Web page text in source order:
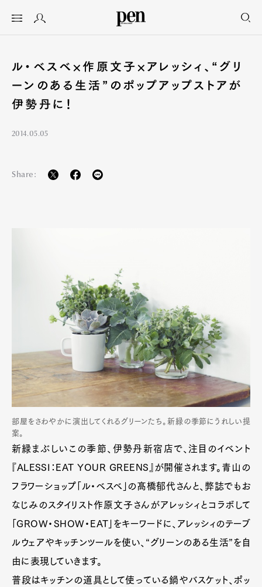
ル・ベスベ×作原文子×アレッシィ、“グリ
ーンのある生活”のポップアップストアが
伊勢丹に！
2014.05.05
Share:
部屋をさわやかに演出してくれるグリーンたち。新緑の季節にうれしい提
案。
新緑まぶしいこの季節、伊勢丹新宿店で、注目のイベント
『ALESSI：EAT YOUR GREENS』が開催されます。青山の
フラワーショップ「ル・ベスベ」の髙橋郁代さんと、弊誌でもお
なじみのスタイリスト作原文子さんがアレッシィとコラボして
「GROW・SHOW・EAT」をキーワードに、アレッシィのテーブ
ルウェアやキッチンツールを使い、“グリーンのある生活”を自
由に表現していきます。
普段はキッチンの道具として使っている鍋やバスケット、ポッ